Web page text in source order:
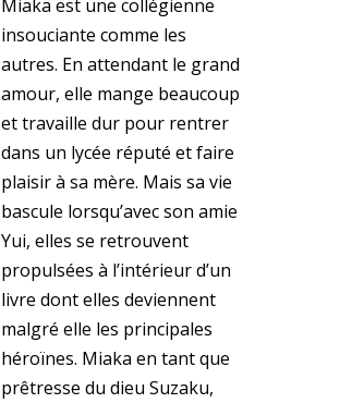
Miaka est une collégienne
insouciante comme les
autres. En attendant le grand
amour, elle mange beaucoup
et travaille dur pour rentrer
dans un lycée réputé et faire
plaisir à sa mère. Mais sa vie
bascule lorsqu’avec son amie
Yui, elles se retrouvent
propulsées à l’intérieur d’un
livre dont elles deviennent
malgré elle les principales
héroïnes. Miaka en tant que
prêtresse du dieu Suzaku,